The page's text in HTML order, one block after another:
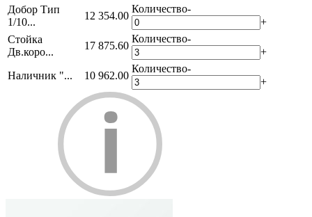
Добор Тип
1/10...
12 354.00
Количество-
+
Стойка
Дв.коро...
17 875.60
Количество-
+
Наличник "...
10 962.00
Количество-
+